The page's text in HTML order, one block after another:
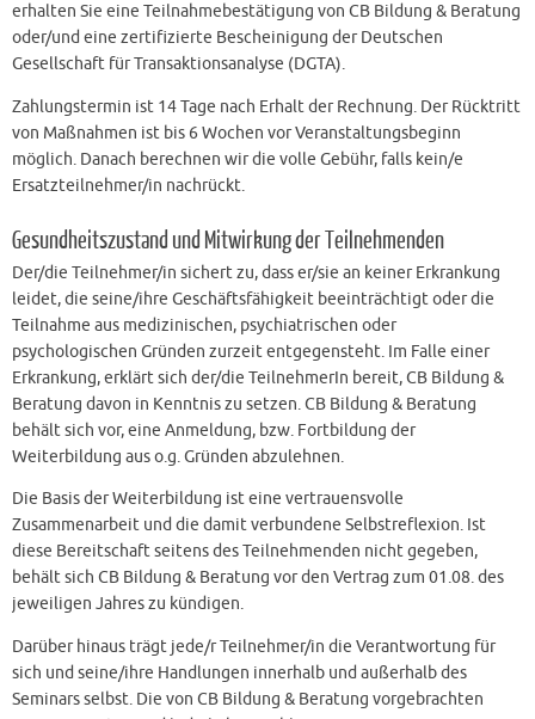
erhalten Sie eine Teilnahmebestätigung von CB Bildung & Beratung
oder/und eine zertifizierte Bescheinigung der Deutschen
Gesellschaft für Transaktionsanalyse (DGTA).
Zahlungstermin ist 14 Tage nach Erhalt der Rechnung. Der Rücktritt
von Maßnahmen ist bis 6 Wochen vor Veranstaltungsbeginn
möglich. Danach berechnen wir die volle Gebühr, falls kein/e
Ersatzteilnehmer/in nachrückt.
Gesundheitszustand und Mitwirkung der Teilnehmenden
Der/die Teilnehmer/in sichert zu, dass er/sie an keiner Erkrankung
leidet, die seine/ihre Geschäftsfähigkeit beeinträchtigt oder die
Teilnahme aus medizinischen, psychiatrischen oder
psychologischen Gründen zurzeit entgegensteht. Im Falle einer
Erkrankung, erklärt sich der/die TeilnehmerIn bereit, CB Bildung &
Beratung davon in Kenntnis zu setzen. CB Bildung & Beratung
behält sich vor, eine Anmeldung, bzw. Fortbildung der
Weiterbildung aus o.g. Gründen abzulehnen.
Die Basis der Weiterbildung ist eine vertrauensvolle
Zusammenarbeit und die damit verbundene Selbstreflexion. Ist
diese Bereitschaft seitens des Teilnehmenden nicht gegeben,
behält sich CB Bildung & Beratung vor den Vertrag zum 01.08. des
jeweiligen Jahres zu kündigen.
Darüber hinaus trägt jede/r Teilnehmer/in die Verantwortung für
sich und seine/ihre Handlungen innerhalb und außerhalb des
Seminars selbst. Die von CB Bildung & Beratung vorgebrachten